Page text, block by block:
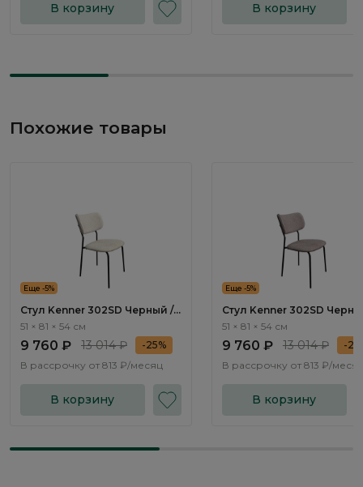
В корзину В корзину
Похожие товары
Еще -5%
Стул Kenner 302SD Черный /
Бежевый
51 × 81 × 54 см
9 760 ₽ 13 014 ₽
-25%
В рассрочку от 813 ₽/месяц
В корзину
Еще -5%
Стул Kenner 302SD
Капучино
51 × 81 × 54 см
9 760 ₽ 13 014 ₽
-
В рассрочку от 813 ₽/
В корзину